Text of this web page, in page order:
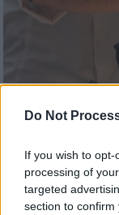
Do Not
If you wish to
processing of
targeted
section to
Food & Drink|